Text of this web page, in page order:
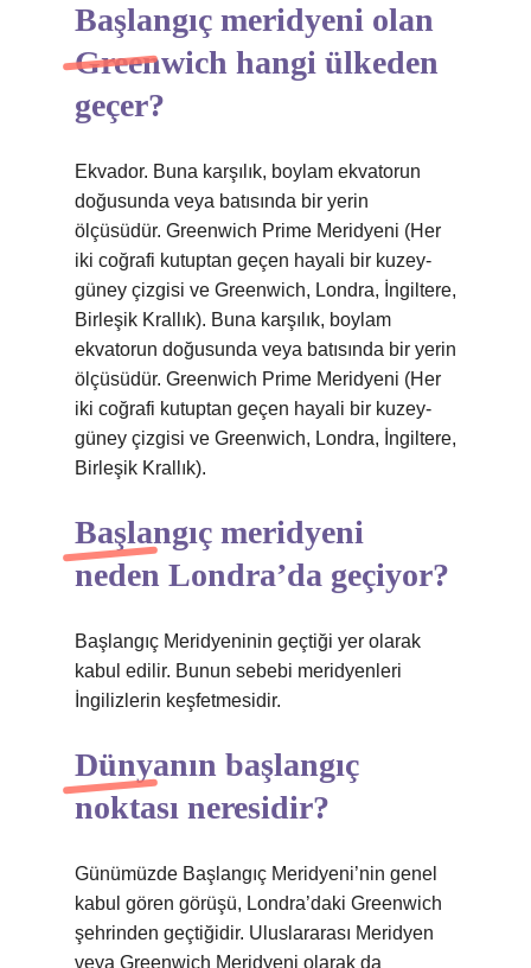
Başlangıç meridyeni olan
Greenwich hangi ülkeden
geçer?
Ekvador. Buna karşılık, boylam ekvatorun
doğusunda veya batısında bir yerin
ölçüsüdür. Greenwich Prime Meridyeni (Her
iki coğrafi kutuptan geçen hayali bir kuzey-
güney çizgisi ve Greenwich, Londra, İngiltere,
Birleşik Krallık). Buna karşılık, boylam
ekvatorun doğusunda veya batısında bir yerin
ölçüsüdür. Greenwich Prime Meridyeni (Her
iki coğrafi kutuptan geçen hayali bir kuzey-
güney çizgisi ve Greenwich, Londra, İngiltere,
Birleşik Krallık).
Başlangıç meridyeni
neden Londra’da geçiyor?
Başlangıç ​​Meridyeninin geçtiği yer olarak
kabul edilir. Bunun sebebi meridyenleri
İngilizlerin keşfetmesidir.
Dünyanın başlangıç
noktası neresidir?
Günümüzde Başlangıç ​​Meridyeni’nin genel
kabul gören görüşü, Londra’daki Greenwich
şehrinden geçtiğidir. Uluslararası Meridyen
veya Greenwich Meridyeni olarak da